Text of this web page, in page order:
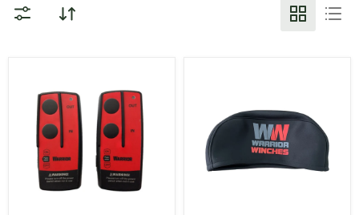
Trådlös
fjärrkontroll
Universal
12/24V
vinschar
2000-
3500lb